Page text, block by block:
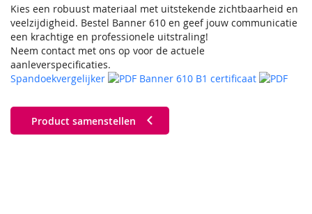
Kies een robuust materiaal met uitstekende zichtbaarheid en
veelzijdigheid. Bestel Banner 610 en geef jouw communicatie
een krachtige en professionele uitstraling!
Neem contact met ons op voor de actuele
aanleverspecificaties.
Spandoekvergelijker
Banner 610 B1 certificaat
Product samenstellen